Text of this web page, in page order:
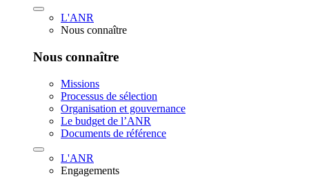
L'ANR
Nous connaître
Nous connaître
Missions
Processus de sélection
Organisation et gouvernance
Le budget de l’ANR
Documents de référence
L'ANR
Engagements